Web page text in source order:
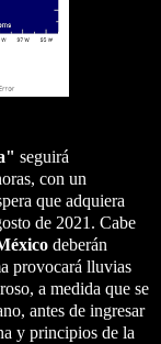
seguirá
con un
que adquiera
de 2021. Cabe
deberán
provocará lluvias
a medida que se
antes de ingresar
y principios de la